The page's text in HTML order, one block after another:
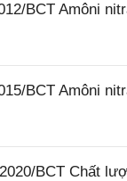
BCT Amôni
BCT Amôni
BCT Chất